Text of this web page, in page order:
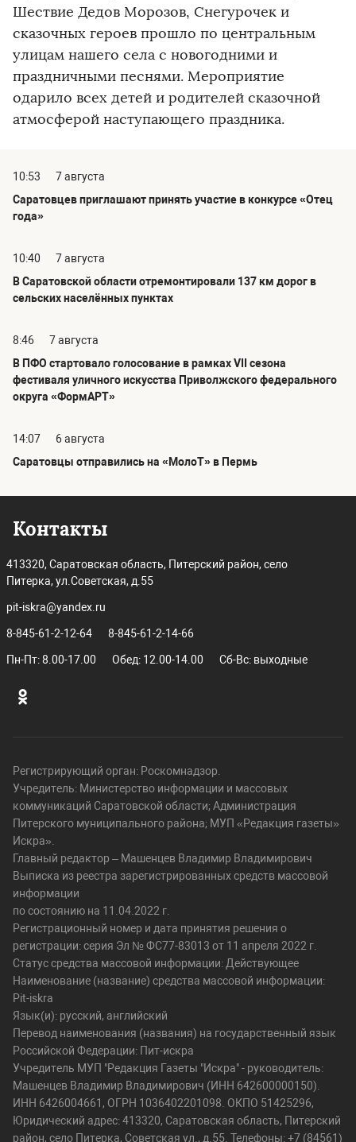
Шествие Дедов Морозов, Снегурочек и
сказочных героев прошло по центральным
улицам нашего села с новогодними и
праздничными песнями. Мероприятие
одарило всех детей и родителей сказочной
атмосферой наступающего праздника.
10:53
7 августа
Саратовцев приглашают принять участие в конкурсе «Отец
года»
10:40
7 августа
В Саратовской области отремонтировали 137 км дорог в
сельских населённых пунктах
8:46
7 августа
В ПФО стартовало голосование в рамках VII сезона
фестиваля уличного искусства Приволжского федерального
округа «ФормАРТ»
14:07
6 августа
Саратовцы отправились на «МолоТ» в Пермь
Контакты
413320, Саратовская область, Питерский район, село
Питерка, ул.Советская, д.55
pit-iskra@yandex.ru
8-845-61-2-12-64 8-845-61-2-14-66
Пн-Пт: 8.00-17.00 Обед: 12.00-14.00 Сб-Вс: выходные
Регистрирующий орган: Роскомнадзор.
Учредитель: Министерство информации и массовых
коммуникаций Саратовской области; Администрация
Питерского муниципального района; МУП «Редакция газеты»
Искра».
Главный редактор – Машенцев Владимир Владимирович
Выписка из реестра зарегистрированных средств массовой
информации
по состоянию на 11.04.2022 г.
Регистрационный номер и дата принятия решения о
регистрации: серия Эл № ФС77-83013 от 11 апреля 2022 г.
Статус средства массовой информации: Действующее
Наименование (название) средства массовой информации:
Pit-iskra
Язык(и): русский, английский
Перевод наименования (названия) на государственный язык
Российской Федерации: Пит-искра
Учредитель МУП "Редакция Газеты "Искра" - руководитель:
Машенцев Владимир Владимирович (ИНН 642600000150).
ИНН 6426004661, ОГРН 1036402201098. ОКПО 51425296,
Юридический адрес: 413320, Саратовская область, Питерский
район, село Питерка, Советская ул., д.55. Телефоны: +7 (84561)